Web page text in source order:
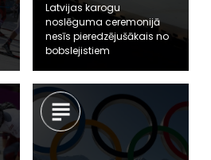
Latvijas karogu
noslēguma ceremonijā
nesīs pieredzējušākais no
bobslejistiem